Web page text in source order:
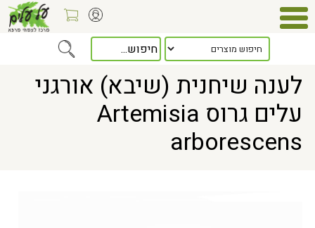
> לענה שיחנית (שיבא) אורגני עלים גרוס Artemisia arborescens
לענה שיחנית (שיבא) אורגני
עלים גרוס Artemisia
arborescens